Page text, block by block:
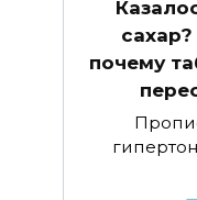
почему